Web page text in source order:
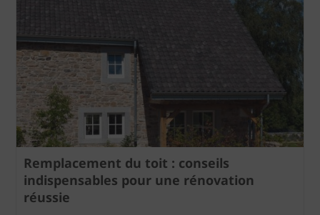
Remplacement du toit : conseils
indispensables pour une rénovation
réussie